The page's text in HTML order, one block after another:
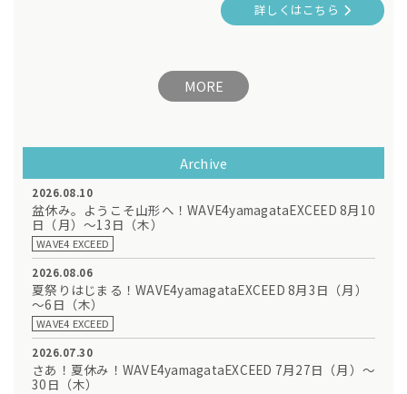
詳しくはこちら
MORE
Archive
2026.08.10
盆休み。ようこそ山形へ！WAVE4yamagataEXCEED 8月10
日（月）～13日（木）
WAVE4 EXCEED
2026.08.06
夏祭りはじまる！WAVE4yamagataEXCEED 8月3日（月）
～6日（木）
WAVE4 EXCEED
2026.07.30
さあ！夏休み！WAVE4yamagataEXCEED 7月27日（月）～
30日（木）